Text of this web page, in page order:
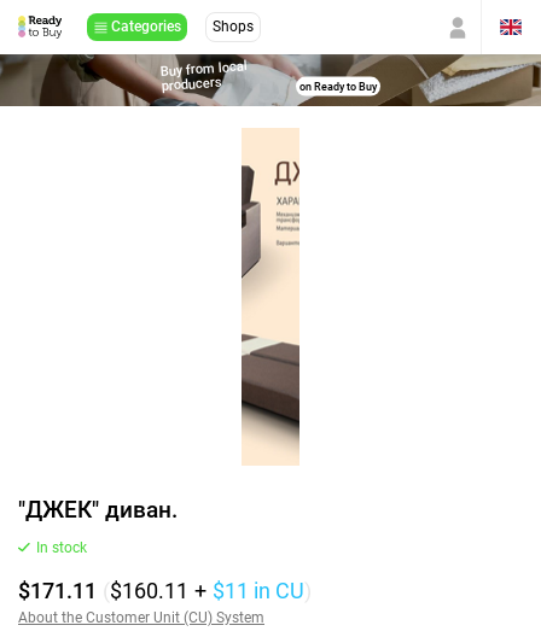
Categories Shops
Buy from local
producers on Ready to Buy
"ДЖЕК" диван.
In stock
$171.11 ($160.11 + $11 in CU)
About the Customer Unit (CU) System